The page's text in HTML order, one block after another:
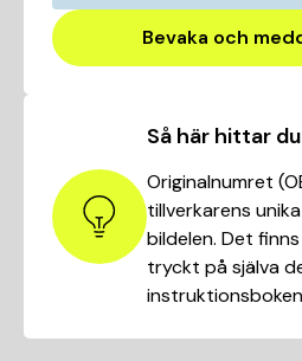
Så här hittar
Originalnumret
tillverkarens
bildelen. Det
tryckt på själva
Bevaka och